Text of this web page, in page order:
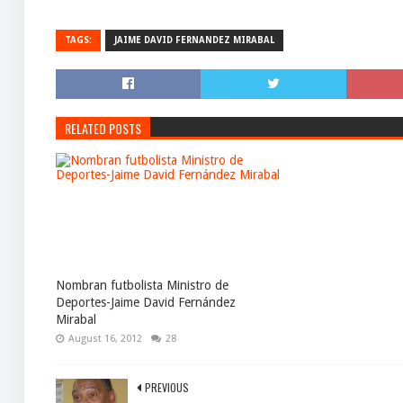
TAGS: JAIME DAVID FERNANDEZ MIRABAL
RELATED POSTS
Nombran futbolista Ministro de
Deportes-Jaime David Fernández
Mirabal
August 16, 2012 28
PREVIOUS